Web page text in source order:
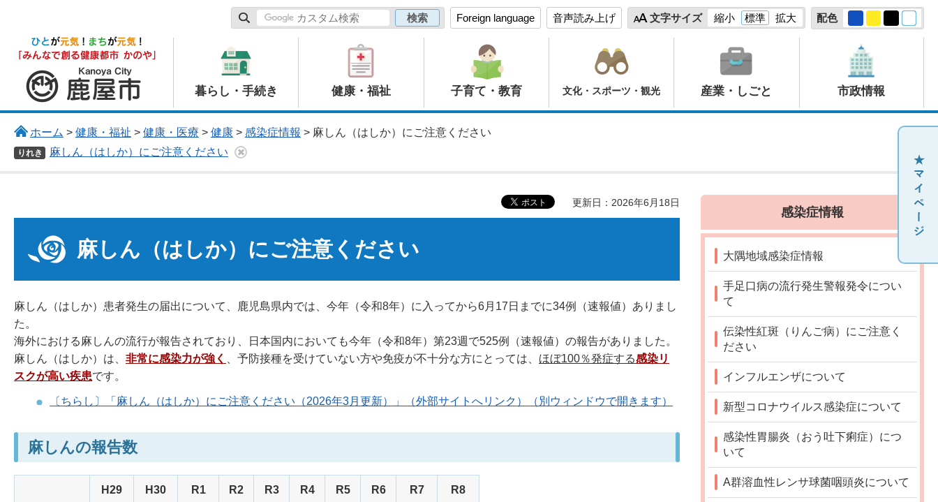
Foreign language 音声読み上げ 文字サイズ 縮小 標準 拡大 配色
鹿屋市
暮らし・手続き 健康・福祉 子育て・教育 文化・スポーツ・観光 産業・しごと 市政情報
ホーム > 健康・福祉 > 健康・医療 > 健康> 感染症情報 > 麻しん（はしか）にご注意ください
りれき 麻しん（はしか）にご注意ください
更新日：2026年6月18日
麻しん（はしか）にご注意ください
麻しん（はしか）患者発生の届出について、鹿児島県内では、今年（令和8年）に入ってから6月17日までに34例（速報値）ありまし
た。
海外における麻しんの流行が報告されており、日本国内においても今年（令和8年）第23週で525例（速報値）の報告がありました。
麻しん（はしか）は、 非常に感染力が強く 、予防接種を受けていない方や免疫が不十分な方にとっては、 ほぼ100％発症する感染リ
スクが高い疾患です。
〔ちらし〕「麻しん（はしか）にご注意ください（2026年3月更新）」（外部サイトへリンク）（別ウィンドウで開きます）
麻しんの報告数
H29 H30 R1 R2 R3 R4 R5 R6 R7 R8
感染症情報
大隅地域感染症情報
手足口病の流行発生警報発令につい
て
伝染性紅斑（りんご病）にご注意く
ださい
インフルエンザについて
新型コロナウイルス感染症について
感染性胃腸炎（おう吐下痢症）につ
いて
A群溶血性レンサ球菌咽頭炎について